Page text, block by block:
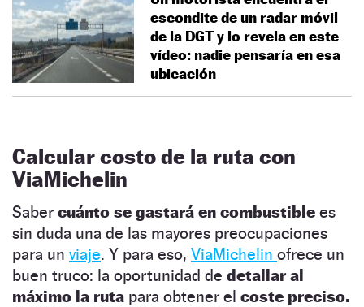
escondite de un radar móvil
de la DGT y lo revela en este
vídeo: nadie pensaría en esa
ubicación
Calcular costo de la ruta con
ViaMichelin
Saber cuánto se gastará en combustible es
sin duda una de las mayores preocupaciones
para un viaje. Y para eso, ViaMichelin ofrece un
buen truco: la oportunidad de detallar al
máximo la ruta para obtener el coste preciso.